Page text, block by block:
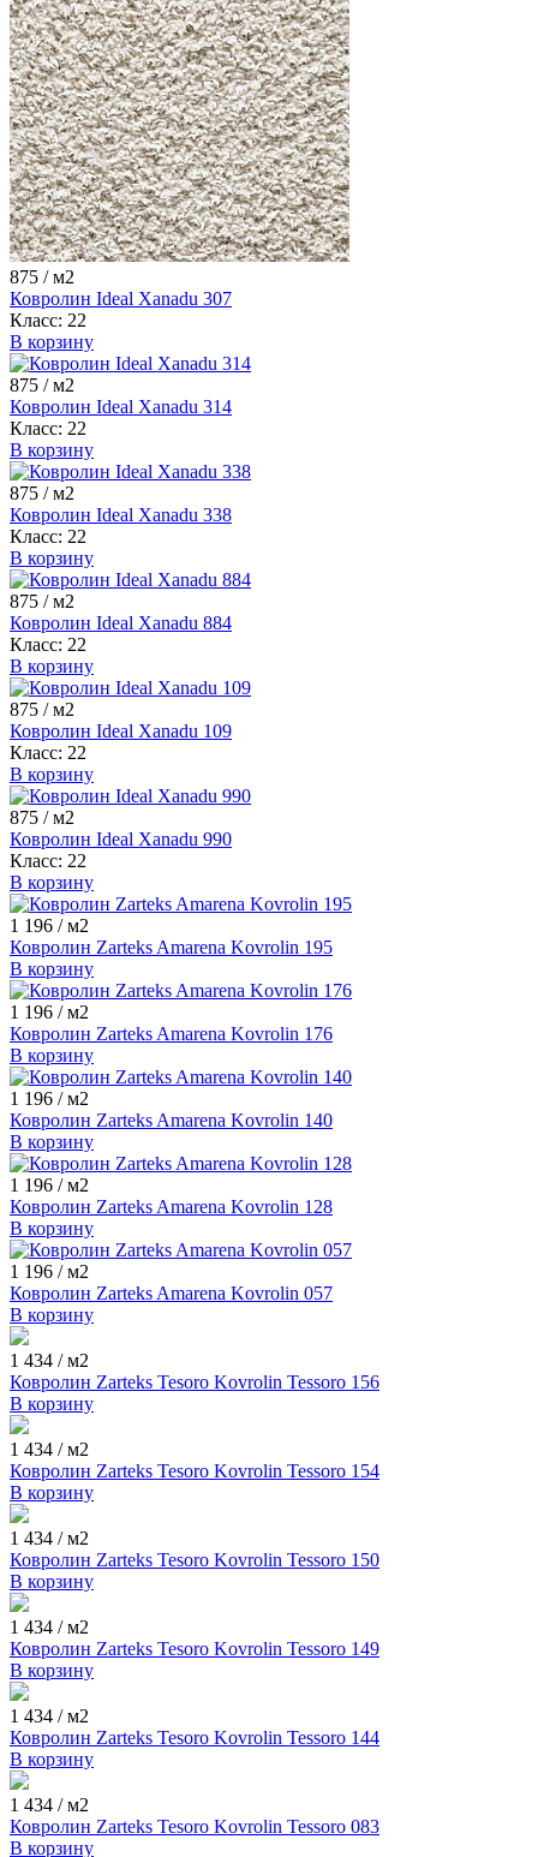
875 / м2
Ковролин Ideal Xanadu 307
Класс: 22
В корзину
875 / м2
Ковролин Ideal Xanadu 314
Класс: 22
В корзину
875 / м2
Ковролин Ideal Xanadu 338
Класс: 22
В корзину
875 / м2
Ковролин Ideal Xanadu 884
Класс: 22
В корзину
875 / м2
Ковролин Ideal Xanadu 109
Класс: 22
В корзину
875 / м2
Ковролин Ideal Xanadu 990
Класс: 22
В корзину
1 196 / м2
Ковролин Zarteks Amarena Kovrolin 195
В корзину
1 196 / м2
Ковролин Zarteks Amarena Kovrolin 176
В корзину
1 196 / м2
Ковролин Zarteks Amarena Kovrolin 140
В корзину
1 196 / м2
Ковролин Zarteks Amarena Kovrolin 128
В корзину
1 196 / м2
Ковролин Zarteks Amarena Kovrolin 057
В корзину
1 434 / м2
Ковролин Zarteks Tesoro Kovrolin Tessoro 156
В корзину
1 434 / м2
Ковролин Zarteks Tesoro Kovrolin Tessoro 154
В корзину
1 434 / м2
Ковролин Zarteks Tesoro Kovrolin Tessoro 150
В корзину
1 434 / м2
Ковролин Zarteks Tesoro Kovrolin Tessoro 149
В корзину
1 434 / м2
Ковролин Zarteks Tesoro Kovrolin Tessoro 144
В корзину
1 434 / м2
Ковролин Zarteks Tesoro Kovrolin Tessoro 083
В корзину